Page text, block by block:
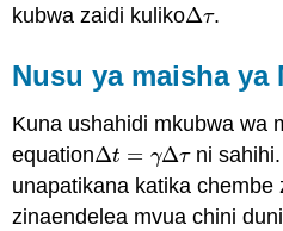
kubwa zaidi kulikoΔτ
Δτ .
Nusu ya maisha ya
Kuna ushahidi mkubwa wa
equationΔt = γΔτ
Δt=γΔτ
ni sahihi.
unapatikana katika
zinaendelea mvua chini